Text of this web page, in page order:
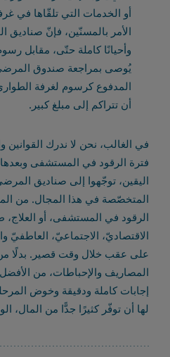
أو الخدمات التي تلقّاها في
الأمر بالمسنّين، فإنّ صناديق
وأحيانًا كاملة حتّى، مقابل
يُوصى بمراجعة صندوق
المدفوع كرسوم لغرفة
أن تتراكم إلى مبلغ كبير.
في الغالب، نحن لا ندرك
فترة الرقود في المستشفى
اليقين، توجّهوا إلى صناديق
المتخصّصة في هذا المجال. من
الرقود في المستشفى، أو
الاقتصاديّ، الاجتماعيّ، العاطفيّ
على عقب خلال وقت قصير. بدلًا
المصاريف والإحباطات، من
إجابات كاملة ودقيقة وخوض
لها أن توفّر كثيرًا جدًّا من المال،